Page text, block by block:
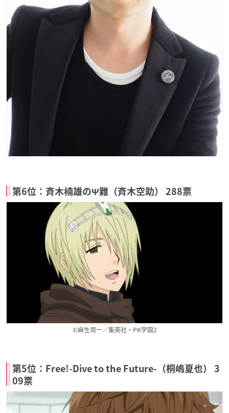
第6位：斉木楠雄のΨ難（斉木空助） 288票
©麻生周一／集英社・PK学園2
第5位：Free!-Dive to the Future-（桐嶋夏也） 3
09票